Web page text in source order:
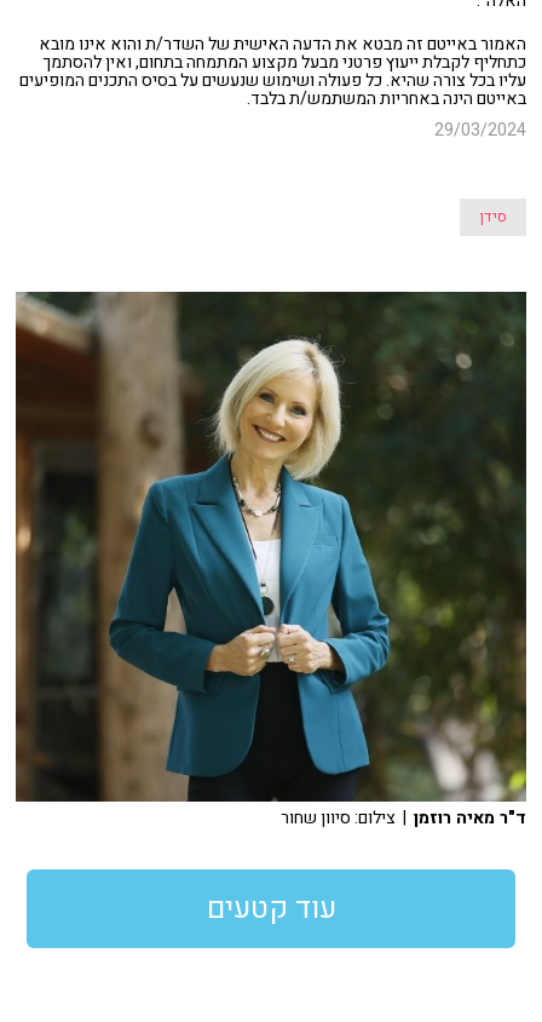
האמור באייטם זה מבטא את הדעה האישית של השדר/ת והוא אינו מובא
כתחליף לקבלת ייעוץ פרטני מבעל מקצוע המתמחה בתחום, ואין להסתמך
עליו בכל צורה שהיא. כל פעולה ושימוש שנעשים על בסיס התכנים המופיעים
באייטם הינה באחריות המשתמש/ת בלבד.
29/03/2024
סידן
ד"ר מאיה רוזמן | צילום: סיוון שחור
עוד קטעים